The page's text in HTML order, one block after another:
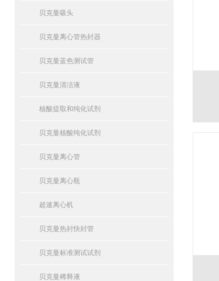
贝克曼吸头
贝克曼离心管热封器
贝克曼蓝色测试管
贝克曼清洁液
核酸提取和纯化试剂
贝克曼核酸纯化试剂
贝克曼离心管
贝克曼离心瓶
超速离心机
贝克曼热封快封管
贝克曼标准测试试剂
贝克曼稀释液